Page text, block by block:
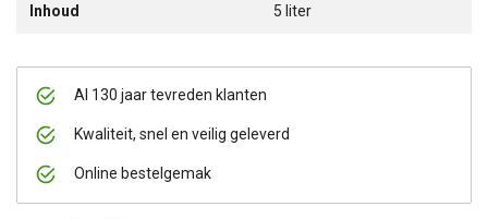
Al 130 jaar tevreden klanten
Kwaliteit, snel en veilig geleverd
Online bestelgemak
Inhoud 5 liter